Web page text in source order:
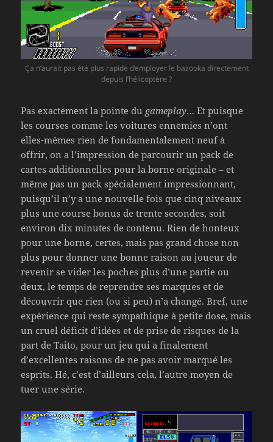
Ça n’aurait pas été plus rapide d’employer le bazooka directement
depuis l’hélicoptère ?
Pas exactement la pointe du gameplay… Et puisque
les courses comme les voitures ennemies n’ont
elles-mêmes rien de fondamentalement neuf à
offrir, on a l’impression de parcourir un pack de
cartes additionnelles pour la borne originale – et
même pas un pack spécialement impressionnant,
puisqu’il n’y a une nouvelle fois que cinq niveaux
plus une course bonus de trente secondes, soit
environ dix minutes de contenu. Rien de honteux
pour une borne, certes, mais pas grand chose non
plus pour donner une bonne raison au joueur de
revenir se vider les poches plus d’une partie ou
deux, le temps de reprendre ses marques et de
découvrir que rien (ou si peu) n’a changé. Bref, une
expérience qui reste sympathique à petite dose, mais
un cruel déficit d’idées et de prise de risques de la
part de Taito, pour un jeu qui a finalement
d’excellentes raisons de ne pas avoir marqué les
esprits. Hé, c’est d’ailleurs cela, l’autre moyen de
tuer une série.